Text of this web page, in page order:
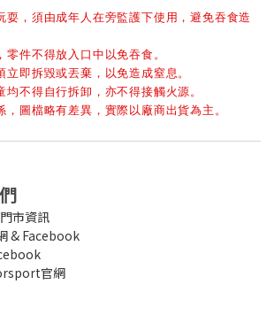
耍，須由成年人在旁監護下使用，避免吞食造
零件不得放入口中以免吞食。
立即拆毀或丟棄，以免造成窒息。
均不得自行拆卸，亦不得接觸火源。
，圖檔略有差異，實際以廠商出貨為主。
市資訊
& Facebook
官網